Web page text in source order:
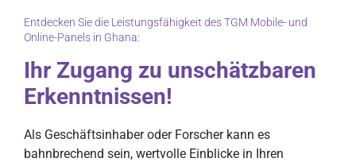
Entdecken Sie die Leistungsfähigkeit des TGM Mobile- und
Online-Panels in Ghana:
Ihr Zugang zu unschätzbaren
Erkenntnissen!
Als Geschäftsinhaber oder Forscher kann es
bahnbrechend sein, wertvolle Einblicke in Ihren